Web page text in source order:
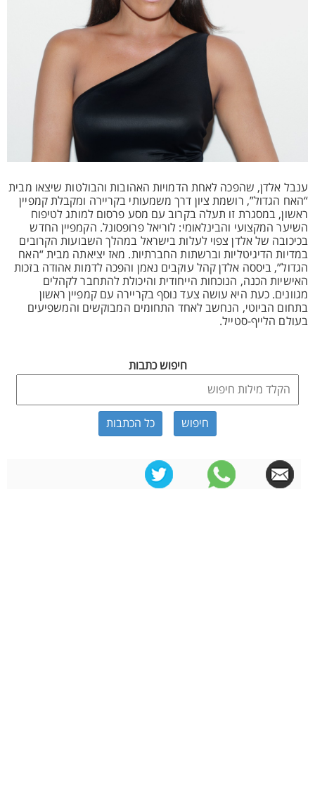
ענבל אלדן, שהפכה לאחת הדמויות האהובות והבולטות שיצאו מבית
“האח הגדול”, רושמת ציון דרך משמעותי בקריירה ומקבלת קמפיין
ראשון, במסגרת זו תעלה בקרוב עם מסע פרסום למותג לטיפוח
השיער המקצועי והבינלאומי: לוריאל פרופסונל. הקמפיין החדש
בכיכובה של אלדן צפוי לעלות בישראל במהלך השבועות הקרובים
במדיות הדיגיטליות וברשתות החברתיות. מאז יציאתה מבית “האח
הגדול”, ביססה אלדן קהל עוקבים נאמן והפכה לדמות אהודה בזכות
האישיות הכנה, הנוכחות הייחודית והיכולת להתחבר לקהלים
מגוונים. כעת היא עושה צעד נוסף בקריירה עם קמפיין ראשון
בתחום הביוטי, הנחשב לאחד התחומים המבוקשים והמשפיעים
בעולם הלייף-סטייל.
חיפוש כתבות
כל הכתבות